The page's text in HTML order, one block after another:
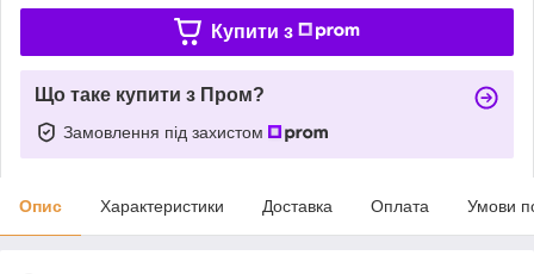
Купити з
Що таке купити з Пром?
Замовлення під захистом
Опис Характеристики Доставка Оплата Умови